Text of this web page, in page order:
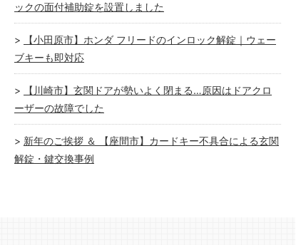
ックの面付補助錠を設置しました
【小田原市】ホンダ フリードのインロック解錠｜ウェー
ブキーも即対応
【川崎市】玄関ドアが勢いよく閉まる…原因はドアクロ
ーザーの故障でした
新年のご挨拶 ＆ 【座間市】カードキー不具合による玄関
解錠・鍵交換事例